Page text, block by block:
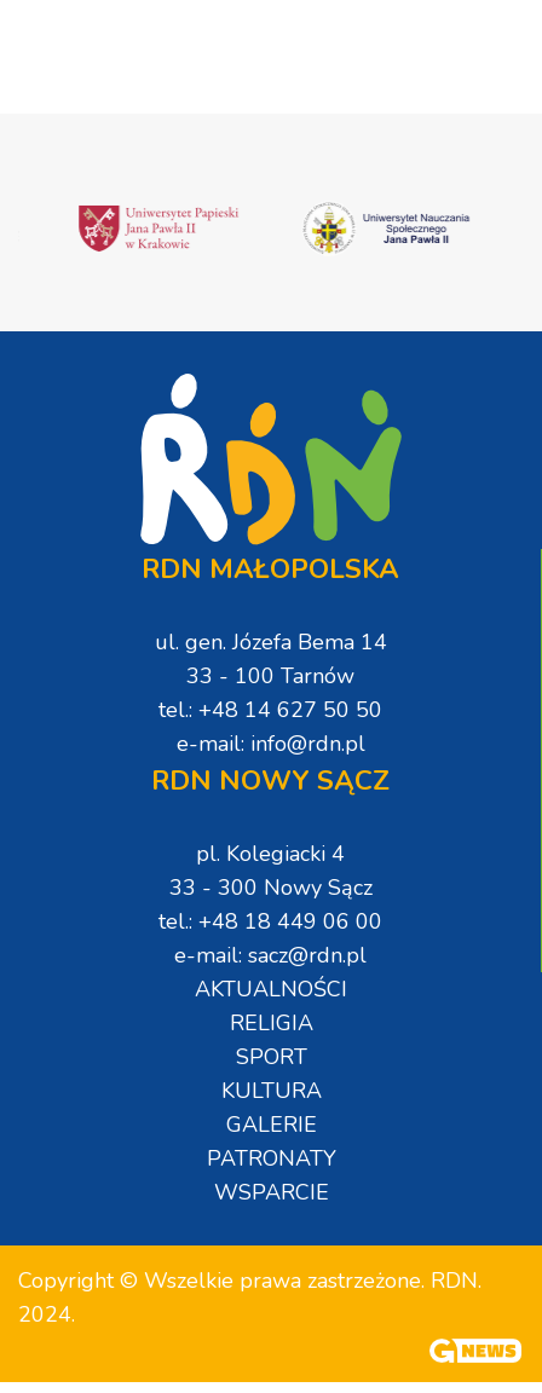
RDN MAŁOPOLSKA
ul. gen. Józefa Bema 14
33 - 100 Tarnów
tel.: +48 14 627 50 50
e-mail: info@rdn.pl
RDN NOWY SĄCZ
pl. Kolegiacki 4
33 - 300 Nowy Sącz
tel.: +48 18 449 06 00
e-mail: sacz@rdn.pl
AKTUALNOŚCI
RELIGIA
SPORT
KULTURA
GALERIE
PATRONATY
WSPARCIE
Copyright © Wszelkie prawa zastrzeżone. RDN.
2024.